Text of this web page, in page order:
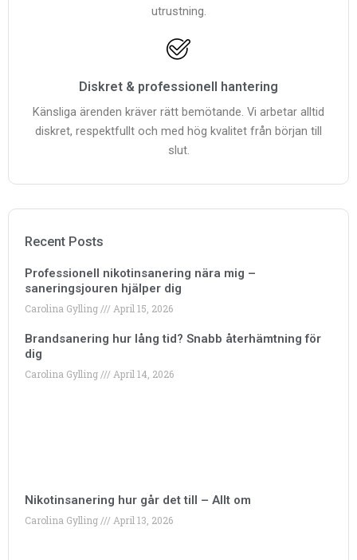
utrustning.
Diskret & professionell hantering
Känsliga ärenden kräver rätt bemötande. Vi arbetar alltid
diskret, respektfullt och med hög kvalitet från början till
slut.
Recent Posts
Professionell nikotinsanering nära mig –
saneringsjouren hjälper dig
Carolina Gylling April 15, 2026
Brandsanering hur lång tid? Snabb återhämtning för
dig
Carolina Gylling April 14, 2026
Nikotinsanering hur går det till – Allt om
Carolina Gylling April 13, 2026